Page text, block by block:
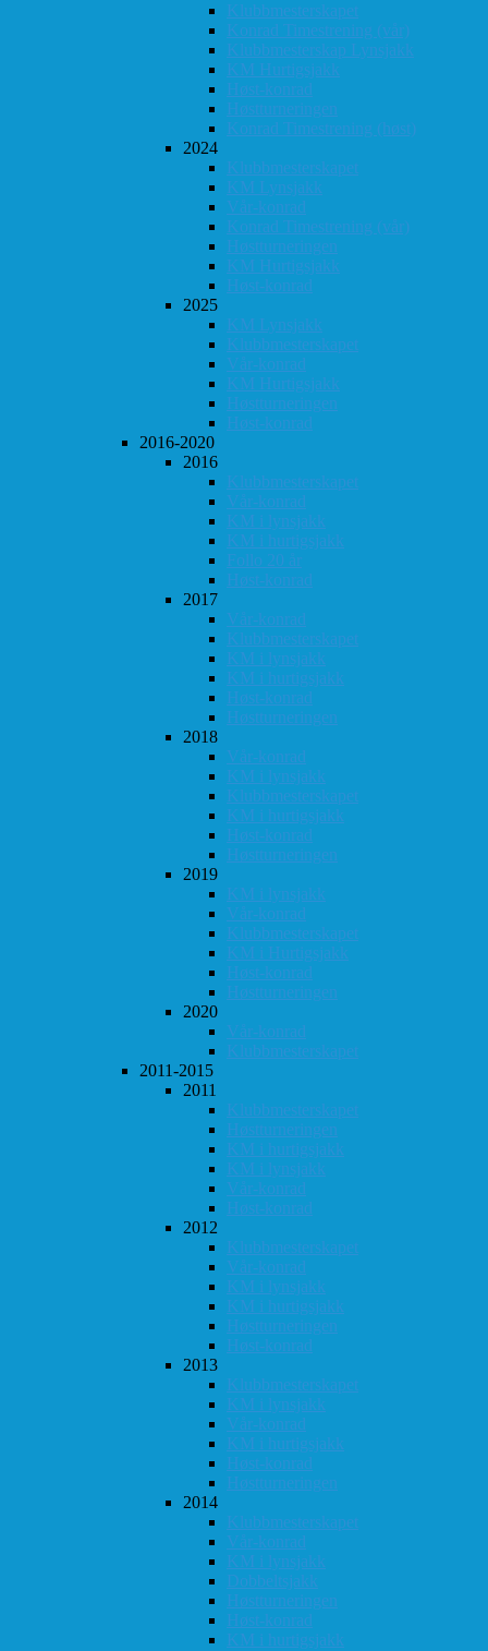
Klubbmesterskapet
Konrad Timestrening (vår)
Klubbmesterskap Lynsjakk
KM Hurtigsjakk
Høst-konrad
Høstturneringen
Konrad Timestrening (høst)
2024
Klubbmesterskapet
KM Lynsjakk
Vår-konrad
Konrad Timestrening (vår)
Høstturneringen
KM Hurtigsjakk
Høst-konrad
2025
KM Lynsjakk
Klubbmesterskapet
Vår-konrad
KM Hurtigsjakk
Høstturneringen
Høst-konrad
2016-2020
2016
Klubbmesterskapet
Vår-konrad
KM i lynsjakk
KM i hurtigsjakk
Follo 20 år
Høst-konrad
2017
Vår-konrad
Klubbmesterskapet
KM i lynsjakk
KM i hurtigsjakk
Høst-konrad
Høstturneringen
2018
Vår-konrad
KM i lynsjakk
Klubbmesterskapet
KM i hurtigsjakk
Høst-konrad
Høstturneringen
2019
KM i lynsjakk
Vår-konrad
Klubbmesterskapet
KM i Hurtigsjakk
Høst-konrad
Høstturneringen
2020
Vår-konrad
Klubbmesterskapet
2011-2015
2011
Klubbmesterskapet
Høstturneringen
KM i hurtigsjakk
KM i lynsjakk
Vår-konrad
Høst-konrad
2012
Klubbmesterskapet
Vår-konrad
KM i lynsjakk
KM i hurtigsjakk
Høstturneringen
Høst-konrad
2013
Klubbmesterskapet
KM i lynsjakk
Vår-konrad
KM i hurtigsjakk
Høst-konrad
Høstturneringen
2014
Klubbmesterskapet
Vår-konrad
KM i lynsjakk
Dobbeltsjakk
Høstturneringen
Høst-konrad
KM i hurtigsjakk